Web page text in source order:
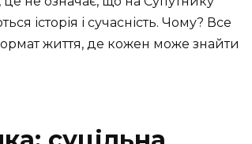
історія і сучасність. Чому? Все
життя, де кожен може знайти